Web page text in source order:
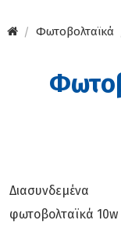
Φωτοβολταϊκά
Διασυνδεμένα
φωτοβολταϊκά 10w